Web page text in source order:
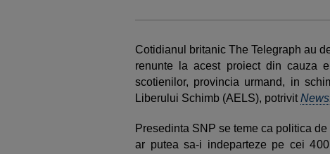
Cotidianul britanic The Telegraph au
renunte la acest proiect din cauza
scotienilor, provincia urmand, in
Liberului Schimb (AELS), potrivit
Presedinta SNP se teme ca politica
ar putea sa-i indeparteze pe cei